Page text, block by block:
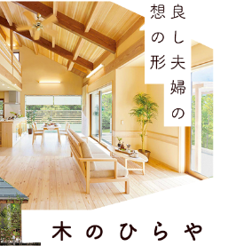
づいた状態での取引履歴に関する
ントサービスの獲得、利用に関する
の他の手段により、当社またはサー
ンケート回答、キャンペーン参加、
った場合の発言や記載内容に関する
セスしたことにより機械的に取